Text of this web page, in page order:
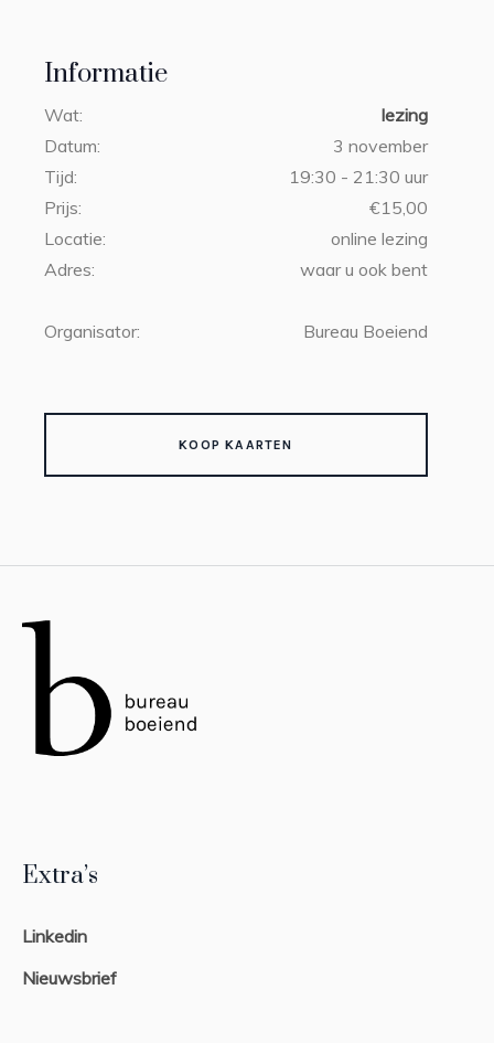
Informatie
Wat:
lezing
Datum:
3 november
Tijd:
19:30 - 21:30 uur
Prijs:
€15,00
Locatie:
online lezing
Adres:
waar u ook bent
Organisator: Bureau Boeiend
KOOP KAARTEN
Extra’s
Linkedin
Nieuwsbrief